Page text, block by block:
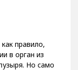
правило,
в орган из
Но само